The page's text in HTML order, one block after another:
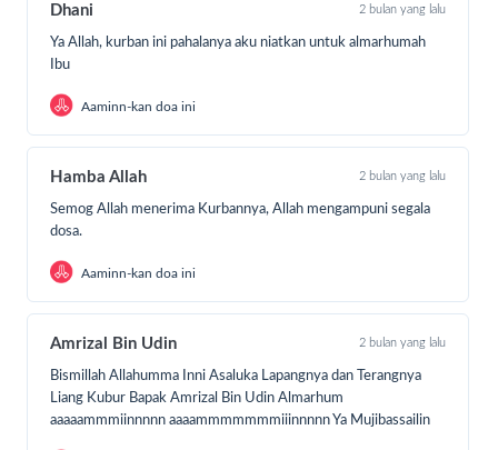
Dhani 2 bulan yang lalu
Ya Allah, kurban ini pahalanya aku niatkan untuk almarhumah
Ibu
Aaminn-kan doa ini
Hamba Allah 2 bulan yang lalu
Semog Allah menerima Kurbannya, Allah mengampuni segala
dosa.
Aaminn-kan doa ini
Amrizal Bin Udin 2 bulan yang lalu
Bismillah Allahumma Inni Asaluka Lapangnya dan Terangnya
Liang Kubur Bapak Amrizal Bin Udin Almarhum
aaaaammmiinnnnn aaaammmmmmmiiinnnnn Ya Mujibassailin